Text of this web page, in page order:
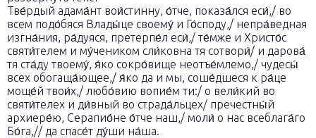
Тве́рдый адама́нт вои́стинну, о́тче, показа́лся еси́,/ во
всем подо́бяся Влады́це своему́ и Го́споду,/ непра́ведная
изгна́ния, ра́дуяся, претерпе́л еси́,/ те́мже и Христо́с
святи́телем и му́чеником сли́ковна тя сотвори́/ и дарова́
тя ста́ду твоему́, я́ко сокро́вище неотъе́млемо,/ чудесы́
всех обогаща́ющее,/ я́ко да и мы, соше́дшеся к ра́це
моще́й твои́х,/ любо́вию вопие́м ти:/ о вели́кий во
святи́телех и ди́вный во страда́льцех/ пречестны́й
архиере́ю, Серапио́не о́тче наш,/ моли́ о нас всеблага́го
Бо́га,// да спасе́т ду́ши на́ша.